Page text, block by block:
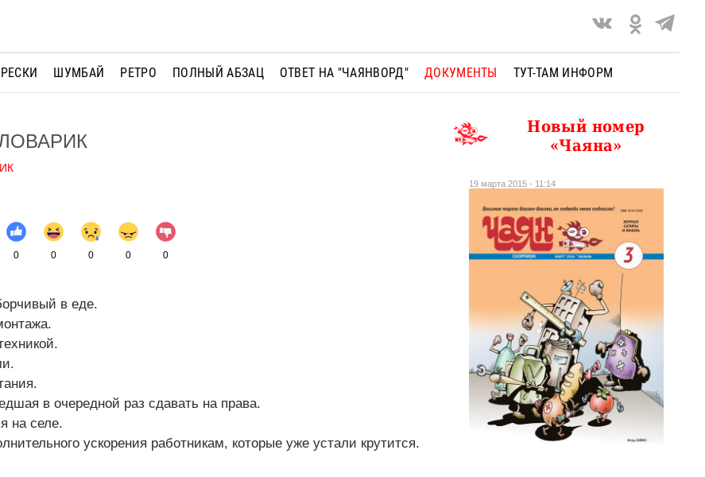
ШУМБАЙ РЕТРО ПОЛНЫЙ АБЗАЦ ОТВЕТ НА "ЧАЯНВОРД" ДОКУМЕНТЫ ТУТ-ТАМ ИНФОРМ
0 0 0 0 0
в еде.
в очередной раз сдавать на права.
на селе.
ускорения работникам, которые уже устали крутится.
Новый номер
«Чаяна»
19 марта 2015 - 11:14